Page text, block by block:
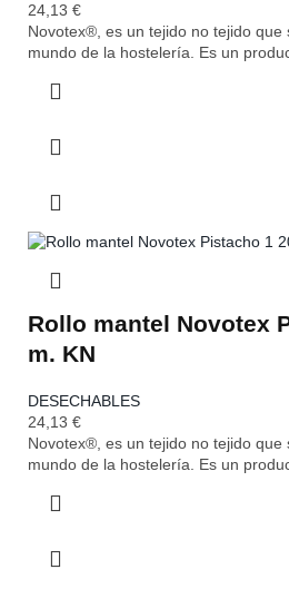
24,13 €
Novotex®, es un tejido no tejido que
mundo de la hostelería. Es un
Rollo mantel Novotex
m. KN
DESECHABLES
24,13 €
Novotex®, es un tejido no tejido que
mundo de la hostelería. Es un